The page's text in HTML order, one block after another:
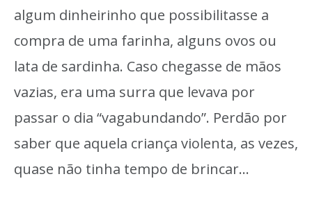
algum dinheirinho que possibilitasse a
compra de uma farinha, alguns ovos ou
lata de sardinha. Caso chegasse de mãos
vazias, era uma surra que levava por
passar o dia “vagabundando”. Perdão por
saber que aquela criança violenta, as vezes,
quase não tinha tempo de brincar…